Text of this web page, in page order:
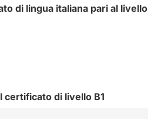
di lingua italiana pari al livello
certificato di livello B1